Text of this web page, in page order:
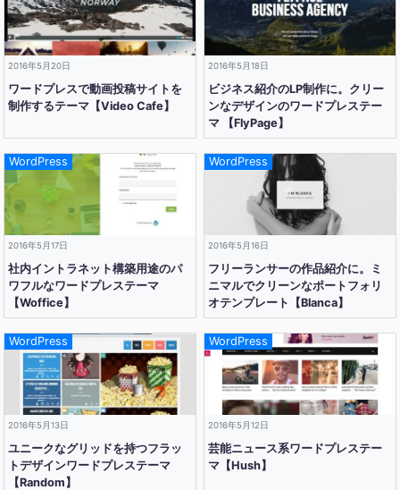
2016年5月20日
ワードプレスで動画投稿サイトを
制作するテーマ【Video Cafe】
2016年5月18日
ビジネス紹介のLP制作に。クリー
ンなデザインのワードプレステー
マ 【FlyPage】
WordPress
2016年5月17日
社内イントラネット構築用途のパ
ワフルなワードプレステーマ
【Woffice】
WordPress
2016年5月16日
フリーランサーの作品紹介に。ミ
ニマルでクリーンなポートフォリ
オテンプレート【Blanca】
WordPress
2016年5月13日
ユニークなグリッドを持つフラッ
トデザインワードプレステーマ
【Random】
WordPress
2016年5月12日
芸能ニュース系ワードプレステー
マ【Hush】